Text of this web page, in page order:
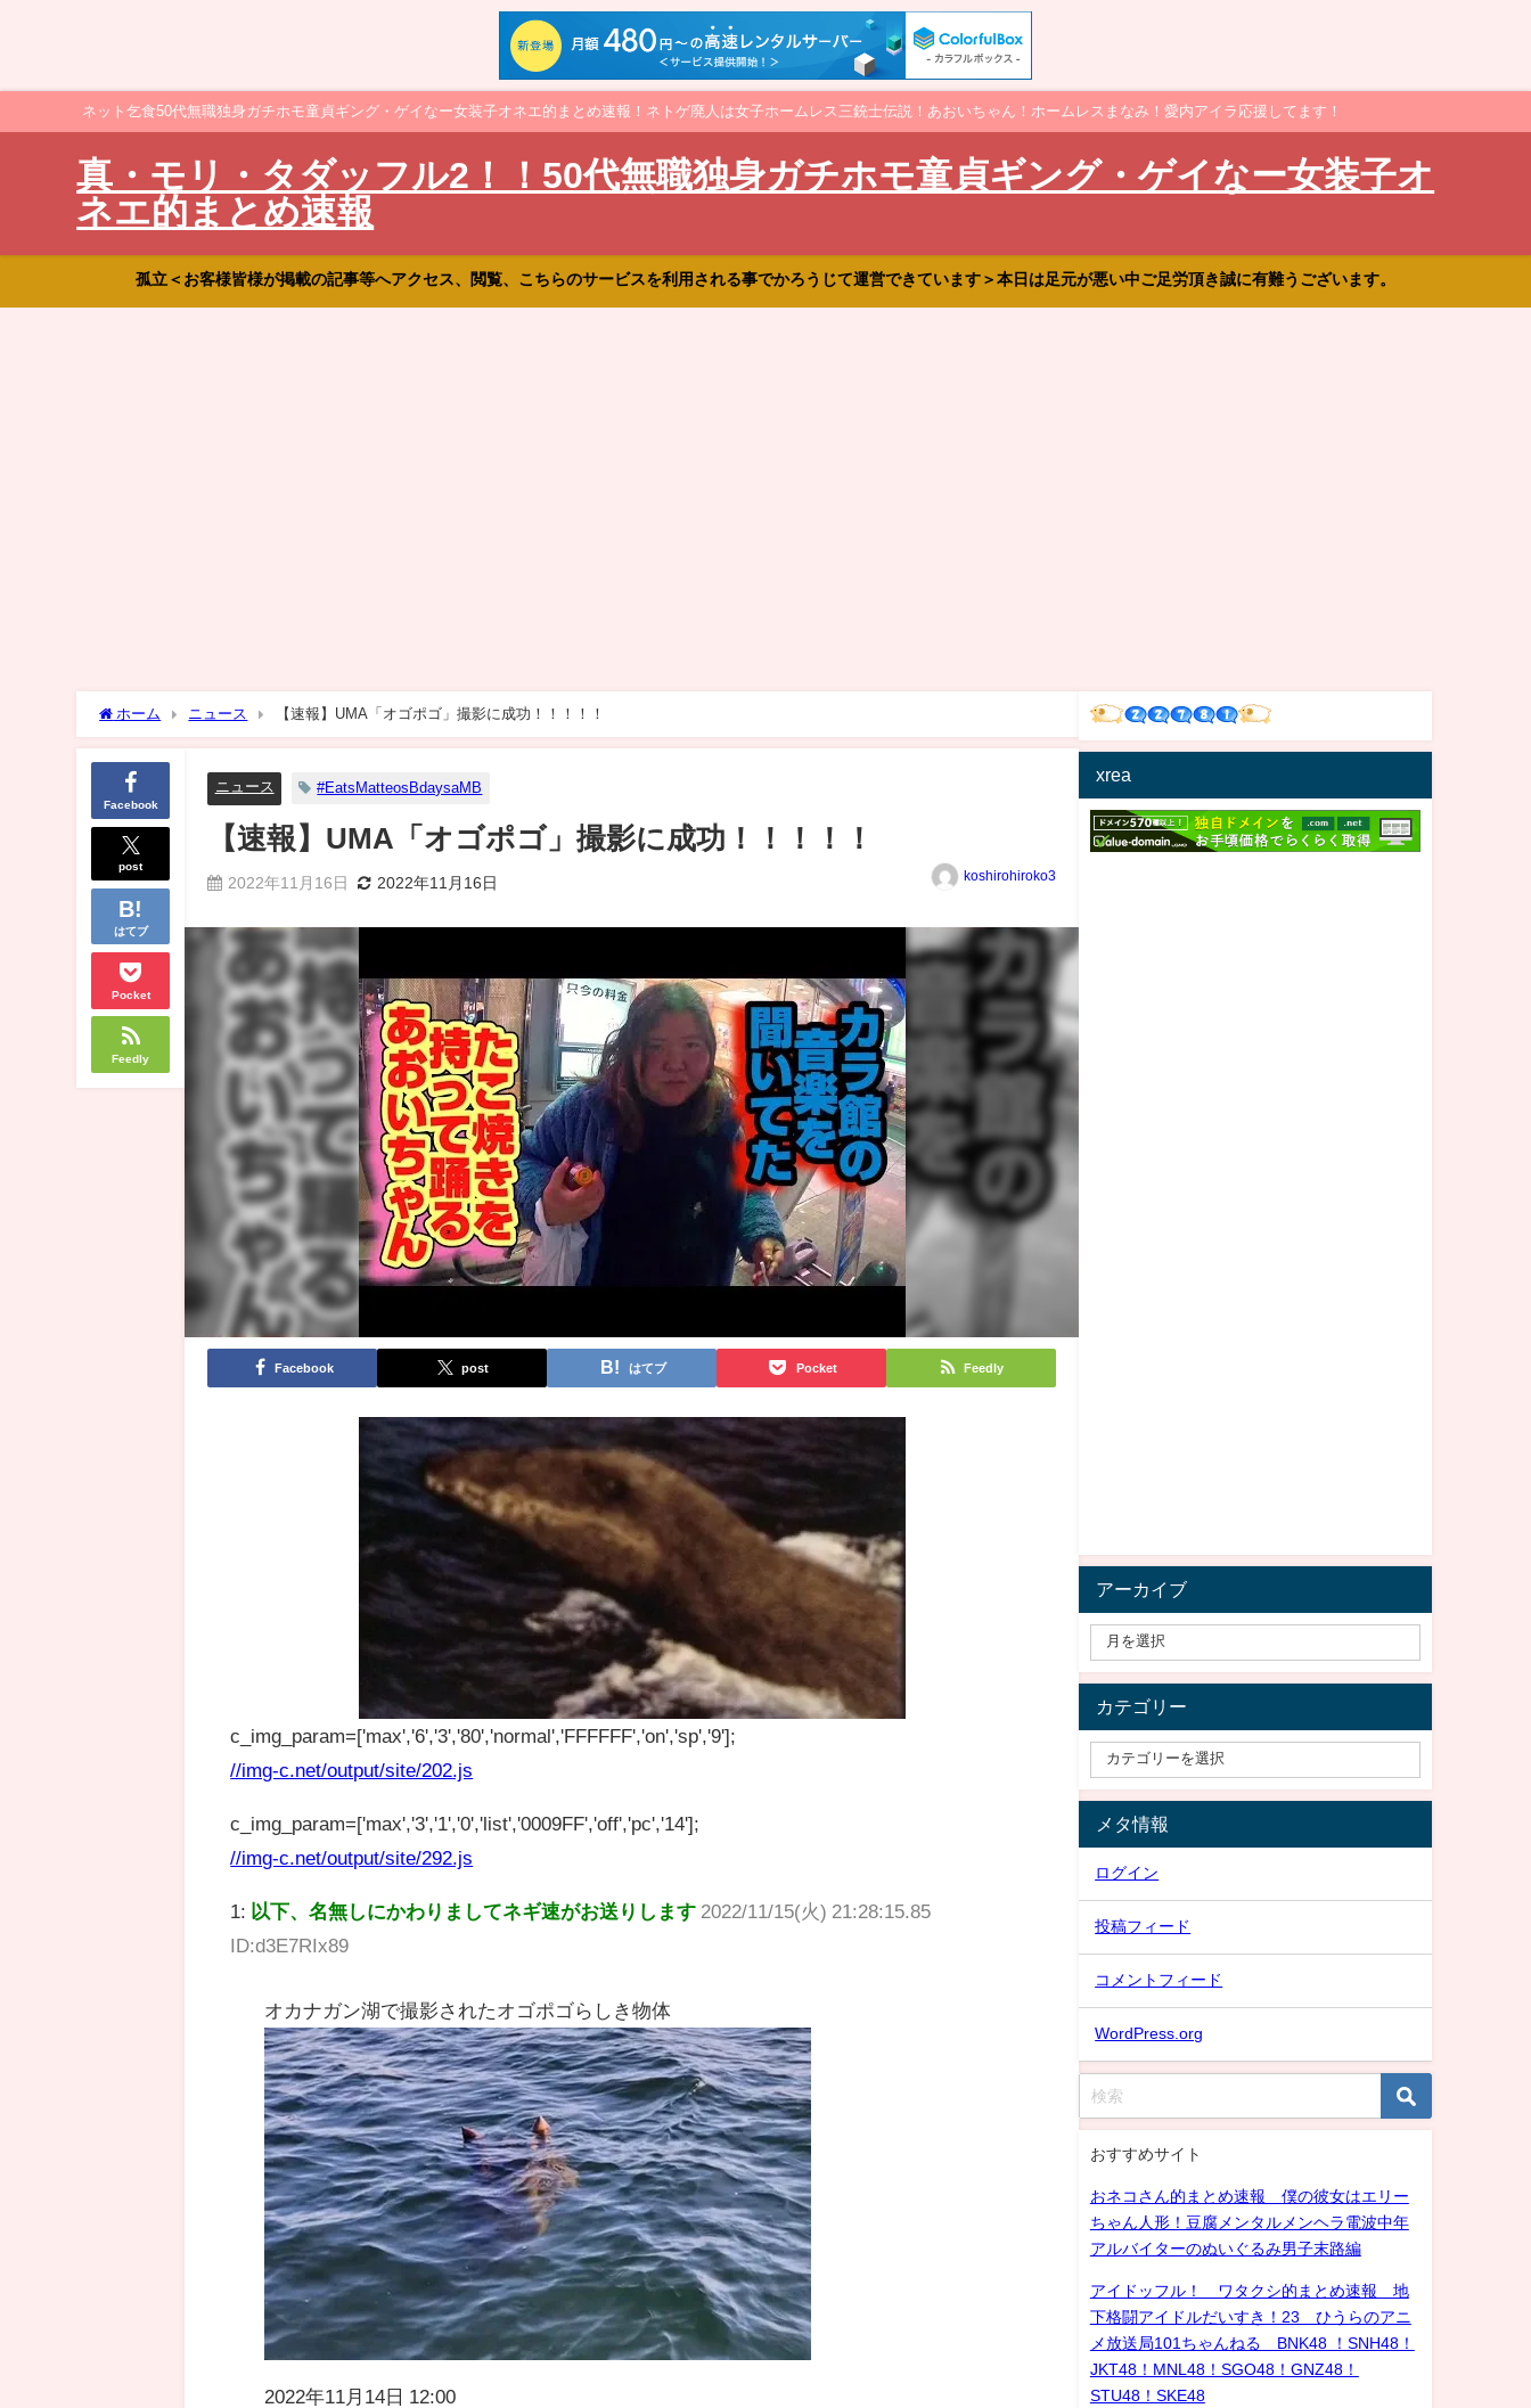
ネット乞食50代無職独身ガチホモ童貞ギング・ゲイなー女装子オネエ的まとめ速報！ネトゲ廃人は女子ホームレス三銃士伝説！あおいちゃん！ホームレスまなみ！愛内アイラ応援してます！
真・モリ・タダッフル2！！50代無職独身ガチホモ童貞ギング・ゲイなー女装子オ
ネエ的まとめ速報
孤立＜お客様皆様が掲載の記事等へアクセス、閲覧、こちらのサービスを利用される事でかろうじて運営できています＞本日は足元が悪い中ご足労頂き誠に有難うございます。
ホーム ニュース 【速報】UMA「オゴポゴ」撮影に成功！！！！！
Facebook
post
はてブ
Pocket
Feedly
ニュース #EatsMatteosBdaysaMB
【速報】UMA「オゴポゴ」撮影に成功！！！！！
2022年11月16日 2022年11月16日 koshirohiroko3
Facebook post はてブ Pocket Feedly
c_img_param=['max','6','3','80','normal','FFFFFF','on','sp','9'];
//img-c.net/output/site/202.js
c_img_param=['max','3','1','0','list','0009FF','off','pc','14'];
//img-c.net/output/site/292.js
1: 以下、名無しにかわりましてネギ速がお送りします 2022/11/15(火) 21:28:15.85
ID:d3E7RIx89
オカナガン湖で撮影されたオゴポゴらしき物体
2022年11月14日 12:00
xrea
アーカイブ
カテゴリー
メタ情報
ログイン
投稿フィード
コメントフィード
WordPress.org
おすすめサイト
おネコさん的まとめ速報 僕の彼女はエリー
ちゃん人形！豆腐メンタルメンヘラ電波中年
アルバイターのぬいぐるみ男子末路編
アイドッフル！ ワタクシ的まとめ速報 地
下格闘アイドルだいすき！23 ひうらのアニ
メ放送局101ちゃんねる BNK48 ！SNH48！
JKT48！MNL48！SGO48！GNZ48！
STU48！SKE48